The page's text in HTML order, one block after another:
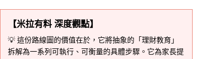
【米拉有料 深度觀點】
💡 這份路線圖的價值在於，它將抽象的「理財教育」
拆解為一系列可執行、可衡量的具體步驟。它為家長提